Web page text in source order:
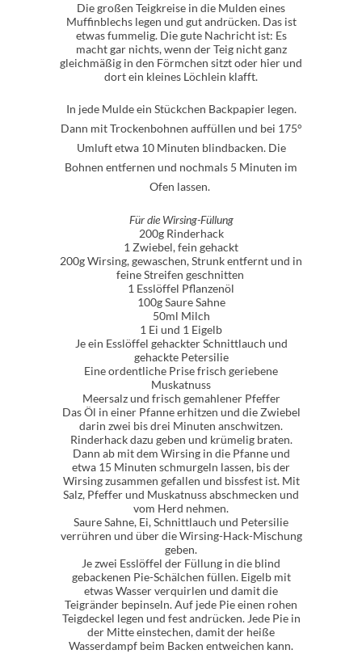
Die großen Teigkreise in die Mulden eines
Muffinblechs legen und gut andrücken. Das ist
etwas fummelig. Die gute Nachricht ist: Es
macht gar nichts, wenn der Teig nicht ganz
gleichmäßig in den Förmchen sitzt oder hier und
dort ein kleines Löchlein klafft.
In jede Mulde ein Stückchen Backpapier legen.
Dann mit Trockenbohnen auffüllen und bei 175°
Umluft etwa 10 Minuten blindbacken. Die
Bohnen entfernen und nochmals 5 Minuten im
Ofen lassen.
Für die Wirsing-Füllung
200g Rinderhack
1 Zwiebel, fein gehackt
200g Wirsing, gewaschen, Strunk entfernt und in
feine Streifen geschnitten
1 Esslöffel Pflanzenöl
100g Saure Sahne
50ml Milch
1 Ei und 1 Eigelb
Je ein Esslöffel gehackter Schnittlauch und
gehackte Petersilie
Eine ordentliche Prise frisch geriebene
Muskatnuss
Meersalz und frisch gemahlener Pfeffer
Das Öl in einer Pfanne erhitzen und die Zwiebel
darin zwei bis drei Minuten anschwitzen.
Rinderhack dazu geben und krümelig braten.
Dann ab mit dem Wirsing in die Pfanne und
etwa 15 Minuten schmurgeln lassen, bis der
Wirsing zusammen gefallen und bissfest ist. Mit
Salz, Pfeffer und Muskatnuss abschmecken und
vom Herd nehmen.
Saure Sahne, Ei, Schnittlauch und Petersilie
verrühren und über die Wirsing-Hack-Mischung
geben.
Je zwei Esslöffel der Füllung in die blind
gebackenen Pie-Schälchen füllen. Eigelb mit
etwas Wasser verquirlen und damit die
Teigränder bepinseln. Auf jede Pie einen rohen
Teigdeckel legen und fest andrücken. Jede Pie in
der Mitte einstechen, damit der heiße
Wasserdampf beim Backen entweichen kann.